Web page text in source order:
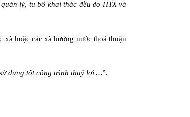
lý, tu bổ khai thác đều do HTX và
hoặc các xã hư­ởng nư­ớc thoả thuận
dụng tốt công trình thuỷ lợi …”.